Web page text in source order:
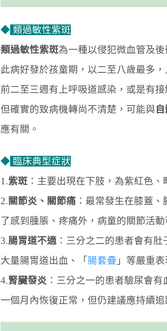
◆ 類過敏性紫斑
類過敏性紫斑為一種以侵犯微血管及
此病好發於孩童期，以二至八歲最多
前二至三週有上呼吸道感染，或是有
但確實的致病機轉尚不清楚，可能與
應有關。
◆ 臨床典型症狀
1.紫斑 ：主要出現在下肢，為紫紅色
2.關節炎、關節痛 ：最常發生在膝蓋
了感到腫脹、疼痛外，病童的關節活
3.腸胃道不適 ：三分之二的患者會有
大量腸胃道出血、「 腸套疊 」等嚴重表
4.腎臟發炎 ：三分之一的患者驗尿會
一個月內恢復正常，但仍建議應持續追